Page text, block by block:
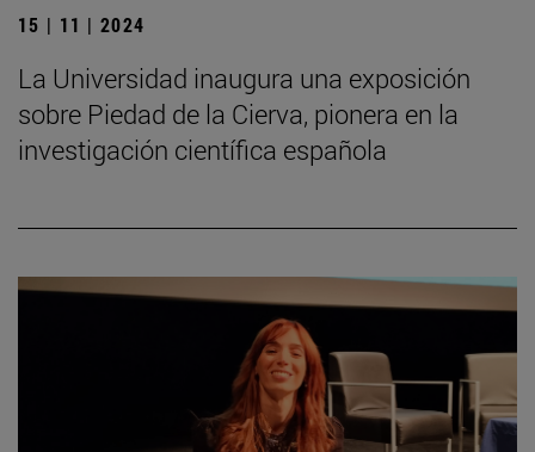
15 | 11 | 2024
La Universidad inaugura una exposición
sobre Piedad de la Cierva, pionera en la
investigación científica española